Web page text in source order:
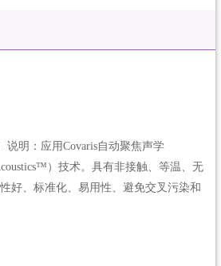
说明：应用Covaris自动聚焦声学
）技术。具有非接触、等温、无
好、标准化、易用性、避免交叉污染和